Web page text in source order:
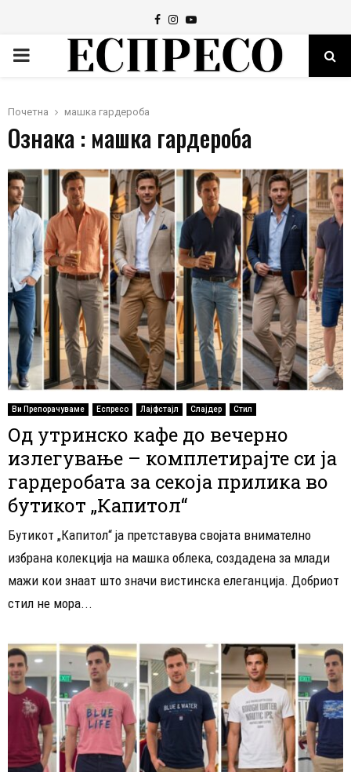
Facebook
Instagram
Youtube
PRIMARY
Почетна машка гардероба
Ознака : машка гардероба
Ви Препорачуваме Еспресо Лајфстајл Слајдер Стил
Од утринско кафе до вечерно
излегување – комплетирајте си ја
гардеробата за секоја прилика во
бутикот „Капитол“
Бутикот „Капитол“ ја претставува својата внимателно
избрана колекција на машка облека, создадена за млади
мажи кои знаат што значи вистинска елеганција. Добриот
стил не мора...